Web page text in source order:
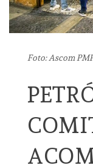
Foto: Ascom